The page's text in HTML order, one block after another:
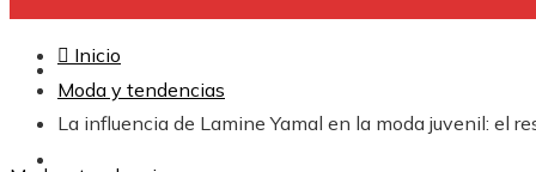
CIENCIA Y TECNOLOGÍA
Inicio
Moda y tendencias
La influencia de Lamine Yamal en la moda juvenil: el